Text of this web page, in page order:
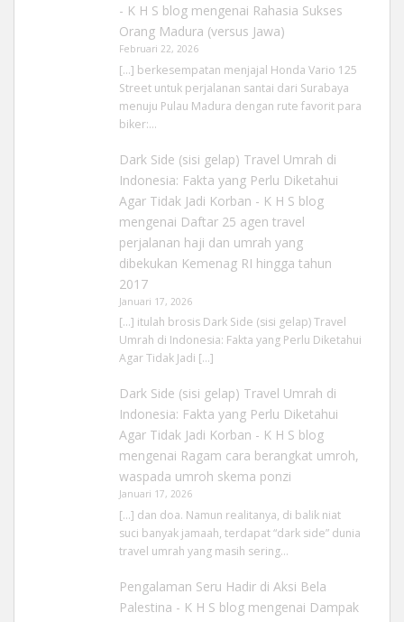
- K H S blogmengenai Rahasia Sukses
Orang Madura (versus Jawa)
Februari 22, 2026
[…] berkesempatan menjajal Honda Vario 125
Street untuk perjalanan santai dari Surabaya
menuju Pulau Madura dengan rute favorit para
biker:…
Dark Side (sisi gelap) Travel Umrah di
Indonesia: Fakta yang Perlu Diketahui
Agar Tidak Jadi Korban - K H S blog
mengenai Daftar 25 agen travel
perjalanan haji dan umrah yang
dibekukan Kemenag RI hingga tahun
2017
Januari 17, 2026
[…] itulah brosis Dark Side (sisi gelap) Travel
Umrah di Indonesia: Fakta yang Perlu Diketahui
Agar Tidak Jadi […]
Dark Side (sisi gelap) Travel Umrah di
Indonesia: Fakta yang Perlu Diketahui
Agar Tidak Jadi Korban - K H S blog
mengenai Ragam cara berangkat umroh,
waspada umroh skema ponzi
Januari 17, 2026
[…] dan doa. Namun realitanya, di balik niat
suci banyak jamaah, terdapat “dark side” dunia
travel umrah yang masih sering…
Pengalaman Seru Hadir di Aksi Bela
Palestina - K H S blogmengenai Dampak